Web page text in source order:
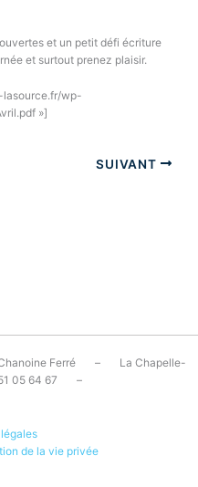
et un petit défi écriture
et surtout prenez plaisir.
lasource.fr/wp-
»]
SUIVANT
Ferré – La Chapelle-
51 05 64 67 –
de la vie privée